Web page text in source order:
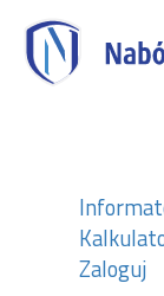
Zaloguj